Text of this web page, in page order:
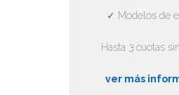
✓ Modelos de
Hasta 3 cuotas
ver más